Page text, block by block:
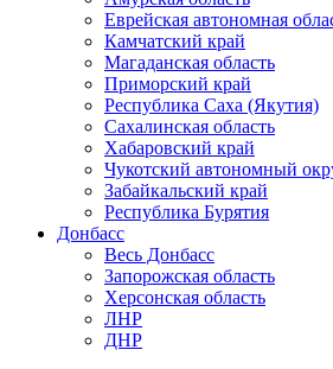
Еврейская автономная
Камчатский край
Магаданская область
Приморский край
Республика Саха (Якутия)
Сахалинская область
Хабаровский край
Чукотский автономный
Забайкальский край
Республика Бурятия
Донбасс
Весь Донбасс
Запорожская область
Херсонская область
ЛНР
ДНР